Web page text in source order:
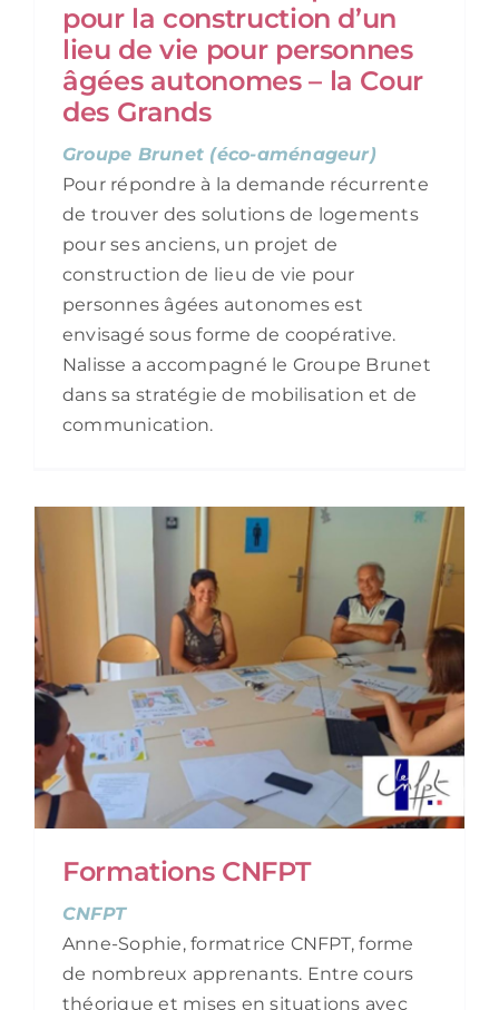
pour la construction d’un
lieu de vie pour personnes
âgées autonomes – la Cour
des Grands
Groupe Brunet (éco-aménageur)
Pour répondre à la demande récurrente
de trouver des solutions de logements
pour ses anciens, un projet de
construction de lieu de vie pour
personnes âgées autonomes est
envisagé sous forme de coopérative.
Nalisse a accompagné le Groupe Brunet
dans sa stratégie de mobilisation et de
communication.
Formations CNFPT
CNFPT
Anne-Sophie, formatrice CNFPT, forme
de nombreux apprenants. Entre cours
théorique et mises en situations avec